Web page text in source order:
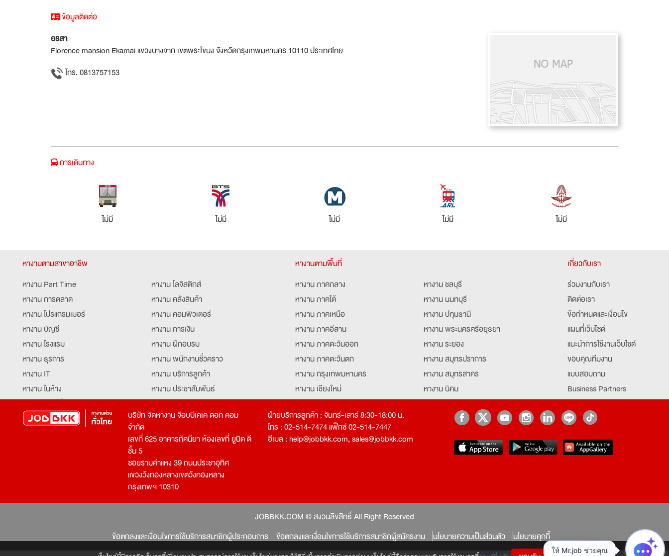
ข้อมูลติดต่อ
อรสา
Florence mansion Ekamai แขวงบางจาก เขตพระโขนง จังหวัดกรุงเทพมหานคร 10110 ประเทศไทย
โทร. 0813757153
การเดินทาง
ไม่มี ไม่มี ไม่มี ไม่มี ไม่มี
หางานตามสาขาอาชีพ
หางาน Part Time
หางาน การตลาด
หางาน โปรแกรมเมอร์
หางาน บัญชี
หางาน โรงแรม
หางาน ธุรการ
หางาน IT
หางาน ในห้าง
หางาน ท่องเที่ยว
หางาน จัดซื้อ
หางาน เจ้าหน้าที่รักษาความปลอดภัย
โปรแกรมเมอร์
หางาน โลจิสติกส์
หางาน คลังสินค้า
หางาน คอมพิวเตอร์
หางาน การเงิน
หางาน ฝึกอบรม
หางาน พนักงานชั่วคราว
หางาน บริการลูกค้า
หางาน ประชาสัมพันธ์
หางาน รับโทรศัพท์
หางาน ประสานงาน
หางาน จองตั๋ว
หางาน กุ๊ก
หางาน นักศึกษาฝึกงาน
หางาน Mobile Application
Developer
บริการสรรหาพนักงาน
บริษัทจัดหางาน
หางานตามพื้นที่
หางาน ภาคกลาง
หางาน ภาคใต้
หางาน ภาคเหนือ
หางาน ภาคอีสาน
หางาน ภาคตะวันออก
หางาน ภาคตะวันตก
หางาน กรุงเทพมหานคร
หางาน เชียงใหม่
หางาน ฉะเชิงเทรา
หางาน ชลบุรี
หางาน นนทบุรี
หางาน ปทุมธานี
หางาน พระนครศรีอยุธยา
หางาน ระยอง
หางาน สมุทรปราการ
หางาน สมุทรสาคร
หางาน นิคม
หางานอยุธยา
เกี่ยวกับเรา
ร่วมงานกับเรา
ติดต่อเรา
ข้อกำหนดและเงื่อนไข
แผนที่เว็บไซต์
แนะนำการใช้งานเว็บไซต์
ขอบคุณทีมงาน
แบบสอบถาม
Business Partners
Partner มหาวิทยาลัย
Job Index
job
บริษัท จัดหางาน จ๊อบบีเคเค ดอท คอม
จำกัด
เลขที่ 625 อาคารทัศนียา ห้องเลขที่ ยูนิต ดี
ชั้น 5
ซอยรามคำแหง 39 ถนนประชาอุทิศ
แขวงวังทองหลางเขตวังทองหลาง
กรุงเทพฯ 10310
ฝ่ายบริการลูกค้า : จันทร์-เสาร์ 8:30-18:00 น.
โทร : 02-514-7474 แฟ็กซ์ 02-514-7447
อีเมล : help@jobbkk.com,sales@jobbkk.com
JOBBKK.COM © สงวนลิขสิทธิ์ All Right Reserved
ข้อตกลงและเงื่อนไขการใช้บริการสมาชิกผู้ประกอบการ
ข้อตกลงและเงื่อนไขการใช้บริการสมาชิกผู้สมัครงาน นโยบายความเป็นส่วนตัว
นโยบายคุกกี้